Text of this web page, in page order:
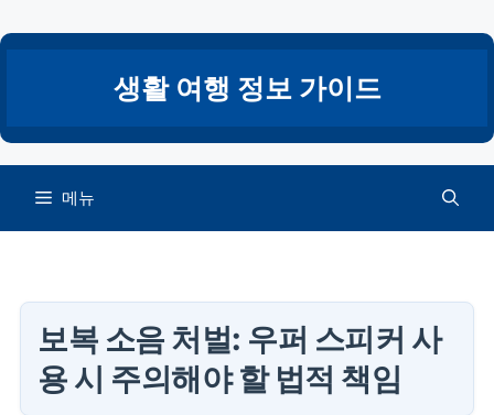
텐
건
너
생활 여행 정보 가이드
메뉴
보복 소음 처벌: 우퍼 스피커 사
용 시 주의해야 할 법적 책임